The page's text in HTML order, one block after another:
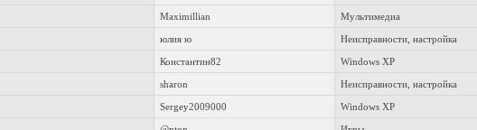
Maximillian Мультимедиа
юлия ю Неисправности, настройка
Константин82 Windows XP
sharon Неисправности, настройка
Sergey2009000 Windows XP